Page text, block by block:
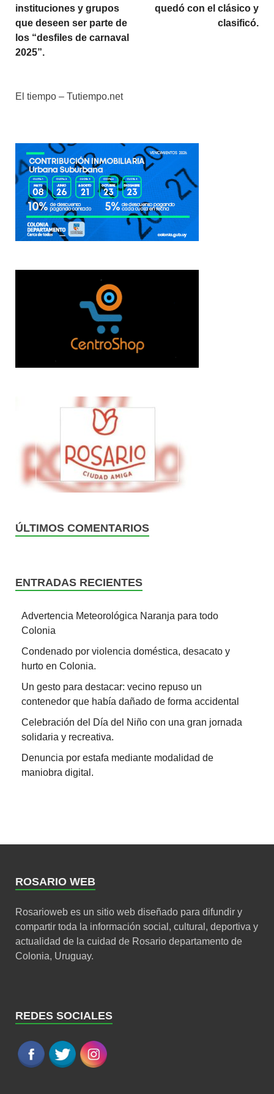
instituciones y grupos
que deseen ser parte de
los “desfiles de carnaval
2025”.
quedó con el clásico y
clasificó.
El tiempo – Tutiempo.net
ÚLTIMOS COMENTARIOS
ENTRADAS RECIENTES
Advertencia Meteorológica Naranja para todo
Colonia
Condenado por violencia doméstica, desacato y
hurto en Colonia.
Un gesto para destacar: vecino repuso un
contenedor que había dañado de forma accidental
Celebración del Día del Niño con una gran jornada
solidaria y recreativa.
Denuncia por estafa mediante modalidad de
maniobra digital.
ROSARIO WEB
Rosarioweb es un sitio web diseñado para difundir y
compartir toda la información social, cultural, deportiva y
actualidad de la cuidad de Rosario departamento de
Colonia, Uruguay.
REDES SOCIALES